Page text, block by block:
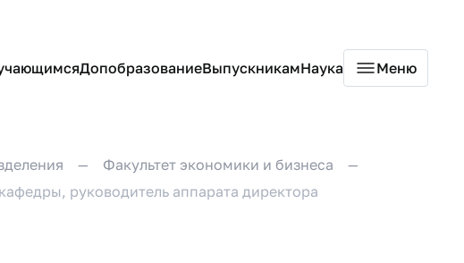
ДопобразованиеВыпускникамНаука Меню
Факультет экономики и бизнеса
руководитель аппарата директора